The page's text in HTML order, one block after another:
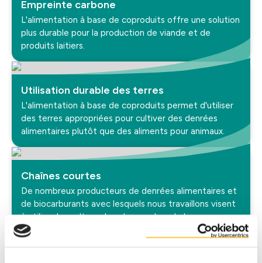
Empreinte carbone
L'alimentation à base de coproduits offre une solution
plus durable pour la production de viande et de
produits laitiers.
Utilisation durable des terres
L'alimentation à base de coproduits permet d'utiliser
des terres appropriées pour cultiver des denrées
alimentaires plutôt que des aliments pour animaux.
Chaînes courtes
De nombreux producteurs de denrées alimentaires et
de biocarburants avec lesquels nous travaillons visent
à utiliser les cultures les plus proches de leurs
installations.